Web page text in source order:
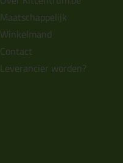
Maatschappelijk
Winkelmand
Contact
Leverancier worden?